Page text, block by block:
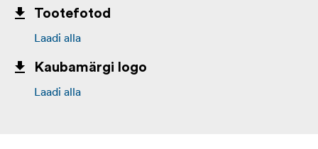
Tootefotod
Laadi alla
Kaubamärgi logo
Laadi alla